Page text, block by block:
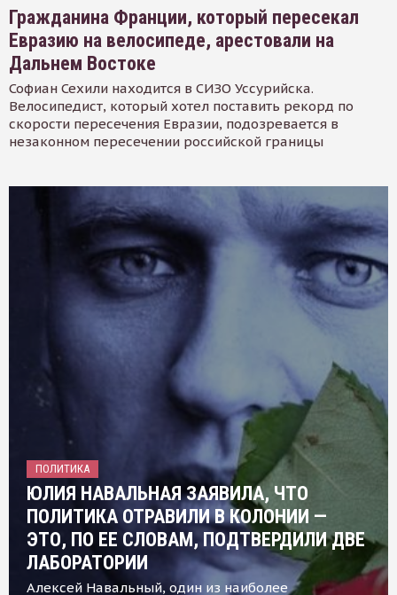
Гражданина Франции, который пересекал
Евразию на велосипеде, арестовали на
Дальнем Востоке
Софиан Сехили находится в СИЗО Уссурийска.
Велосипедист, который хотел поставить рекорд по
скорости пересечения Евразии, подозревается в
незаконном пересечении российской границы
ПОЛИТИКА
ЮЛИЯ НАВАЛЬНАЯ ЗАЯВИЛА, ЧТО
ПОЛИТИКА ОТРАВИЛИ В КОЛОНИИ —
ЭТО, ПО ЕЕ СЛОВАМ, ПОДТВЕРДИЛИ ДВЕ
ЛАБОРАТОРИИ
Алексей Навальный, один из наиболее